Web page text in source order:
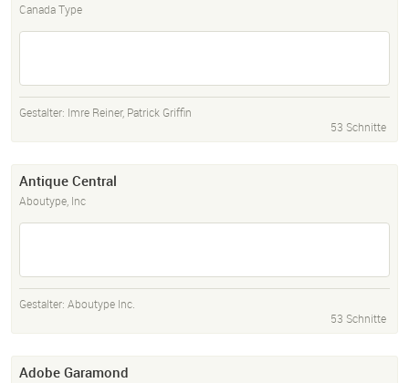
Canada Type
Gestalter: Imre Reiner, Patrick Griffin
53 Schnitte
Antique Central
Aboutype, Inc
Gestalter: Aboutype Inc.
53 Schnitte
Adobe Garamond